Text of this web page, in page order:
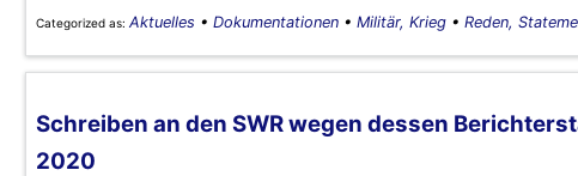
Categorized as: Aktuelles • Dokumentationen • Militär, Krieg • Reden,
Schreiben an den SWR wegen dessen
2020